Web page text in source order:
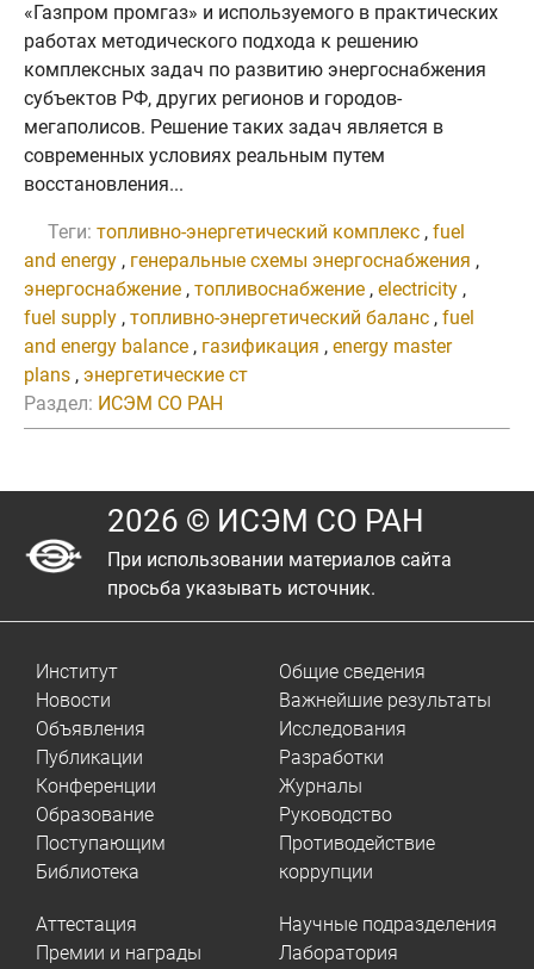
«Газпром промгаз» и используемого в практических
работах методического подхода к решению
комплексных задач по развитию энергоснабжения
субъектов РФ, других регионов и городов-
мегаполисов. Решение таких задач является в
современных условиях реальным путем
восстановления...
Теги: топливно-энергетический комплекс , fuel
and energy , генеральные схемы энергоснабжения ,
энергоснабжение , топливоснабжение , electricity ,
fuel supply , топливно-энергетический баланс , fuel
and energy balance , газификация , energy master
plans , энергетические ст
Раздел: ИСЭМ СО РАН
2026 © ИСЭМ СО РАН
При использовании материалов сайта
просьба указывать источник.
Институт
Новости
Объявления
Публикации
Конференции
Образование
Поступающим
Библиотека
Общие сведения
Важнейшие результаты
Исследования
Разработки
Журналы
Руководство
Противодействие
коррупции
Аттестация
Премии и награды
Научные подразделения
Лаборатория